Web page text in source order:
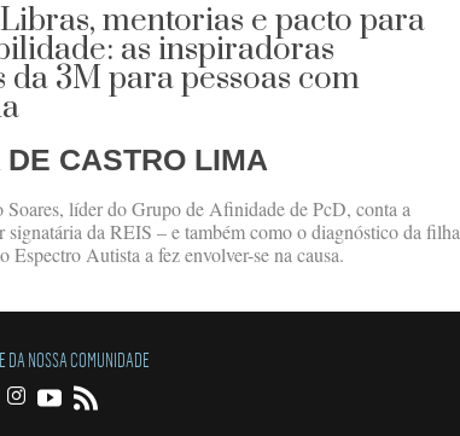
mentorias e pacto para
as inspiradoras
da 3M para pessoas com
CASTRO LIMA
Soares, líder do Grupo de Afinidade de PcD, conta a
signatária da REIS – e também como o diagnóstico da filha
Espectro Autista a fez envolver-se na causa.
DA NOSSA COMUNIDADE